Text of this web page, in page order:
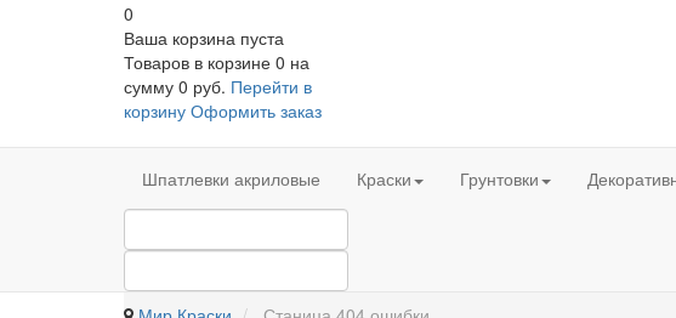
0
Ваша корзина пуста
Товаров в корзине 0 на
сумму 0 руб. Перейти в
корзину Оформить заказ
Шпатлевки акриловые Краски Грунтовки